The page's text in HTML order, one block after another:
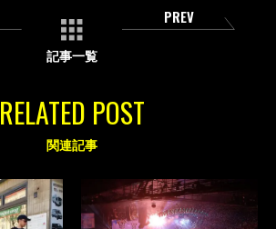
記事一覧
PREV
RELATED POST
関連記事